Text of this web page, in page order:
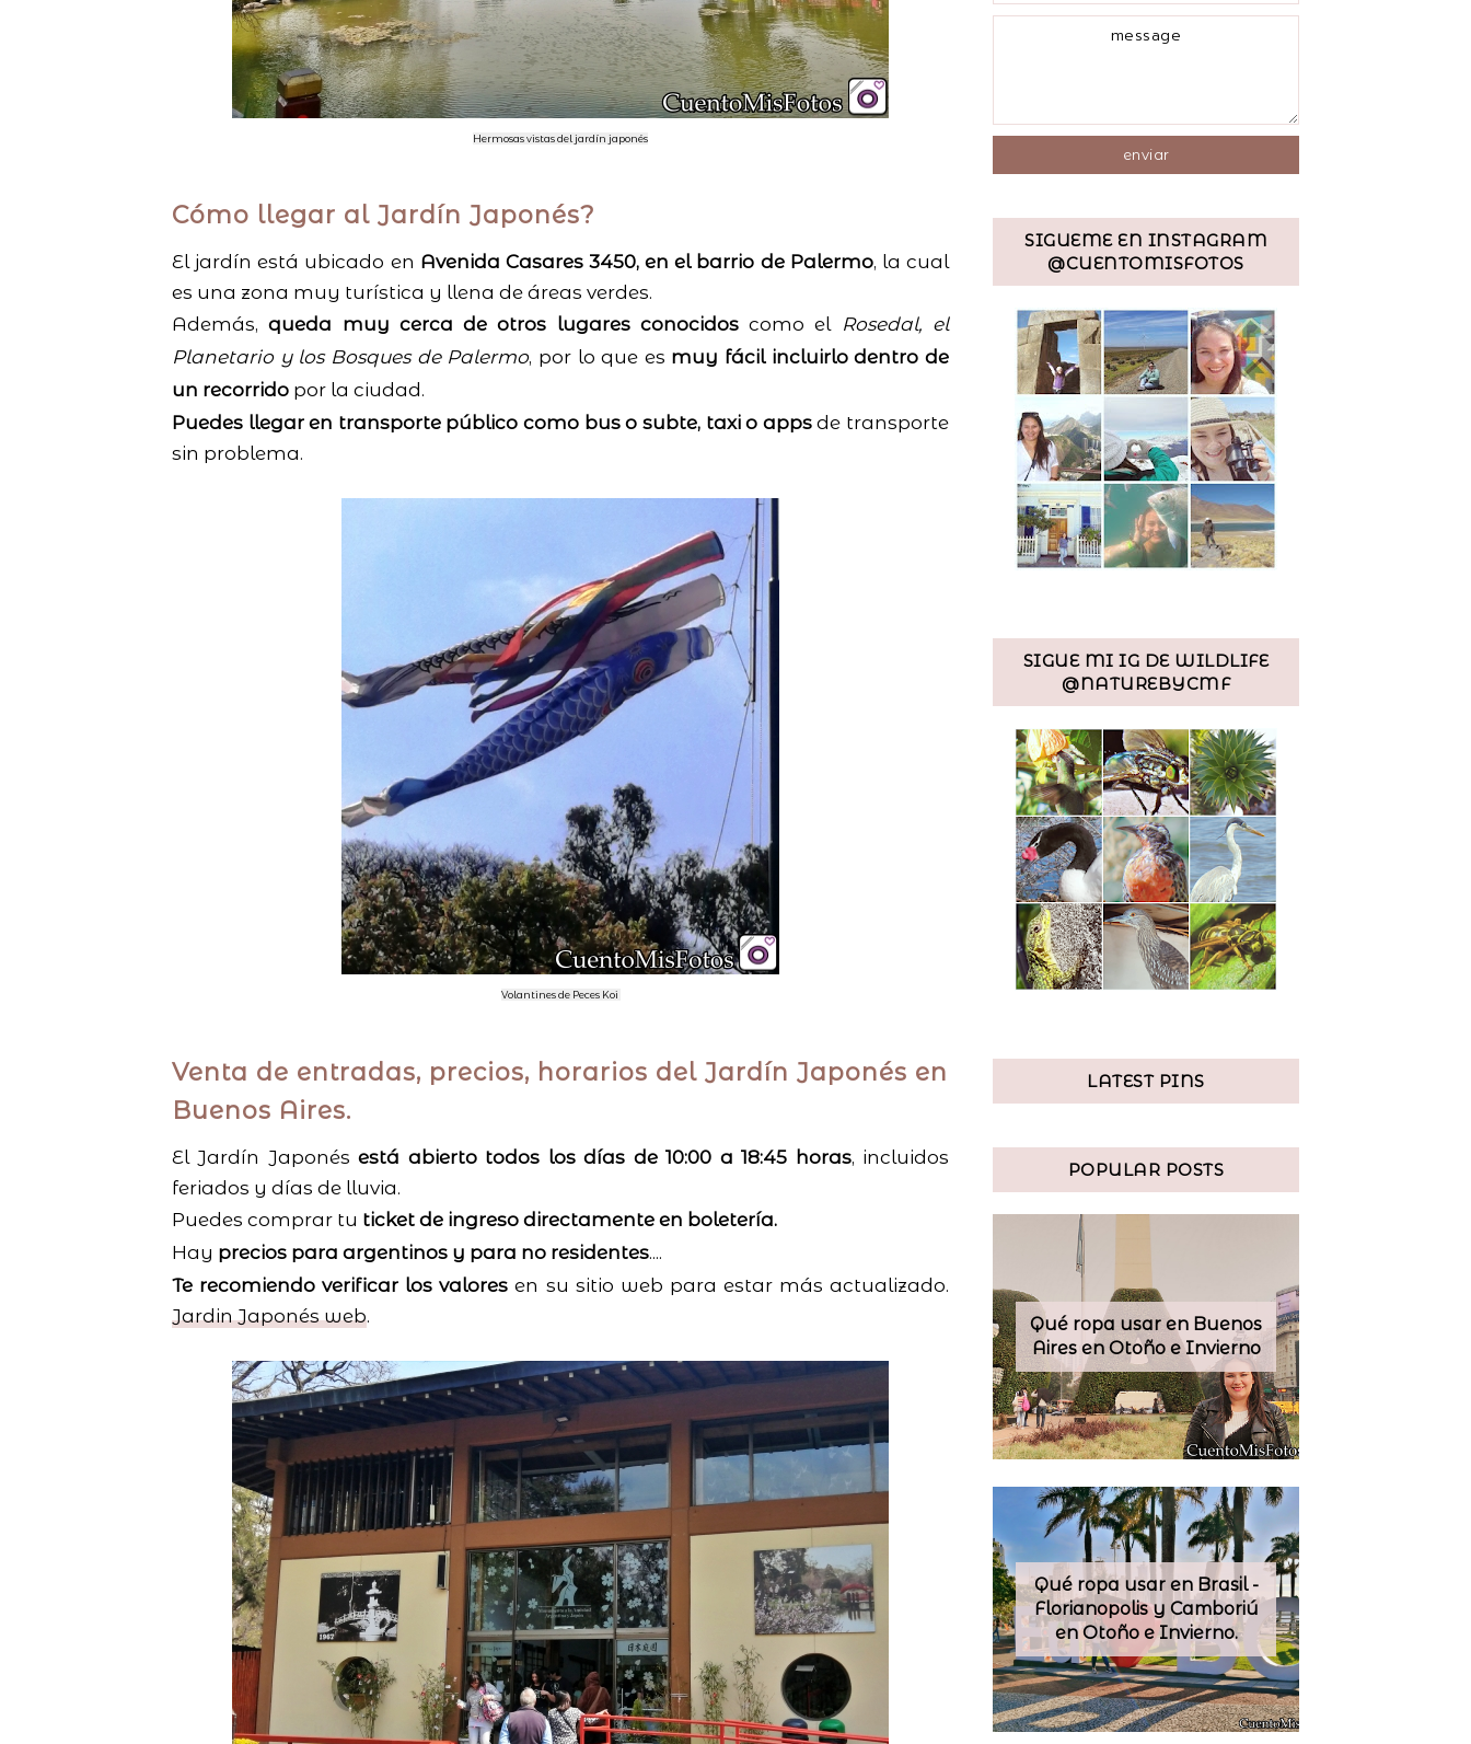
Hermosas vistas del jardín japonés
Cómo llegar al Jardín Japonés?
El jardín está ubicado en Avenida Casares 3450, en el barrio de Palermo, la cual
es una zona muy turística y llena de áreas verdes.
Además, queda muy cerca de otros lugares conocidoscomo el Rosedal, el
Planetario y los Bosques de Palermo, por lo que es muy fácil incluirlo dentro de
un recorrido por la ciudad.
Puedes llegar en transporte público como bus o subte, taxi o appsde transporte
sin problema.
Volantines de Peces Koi
Venta de entradas, precios, horarios del Jardín Japonés en
Buenos Aires.
El Jardín Japonés está abierto todos los días de 10:00 a 18:45 horas, incluidos
feriados y días de lluvia.
Puedes comprar tu ticket de ingreso directamente en boletería.
Hay precios para argentinos y para no residentes....
Te recomiendo verificar los valores en su sitio web para estar más actualizado.
Jardin Japonés web.
SIGUEME EN INSTAGRAM
@CUENTOMISFOTOS
SIGUE MI IG DE WILDLIFE
@NATUREBYCMF
LATEST PINS
POPULAR POSTS
Qué ropa usar en Buenos
Aires en Otoño e Invierno
Qué ropa usar en Brasil -
Florianopolis y Camboriú
en Otoño e Invierno.